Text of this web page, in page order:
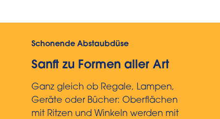
Schonende Abstaubdüse
Sanft zu Formen aller Art
Ganz gleich ob Regale, Lampen,
Geräte oder Bücher: Oberflächen
mit Ritzen und Winkeln werden mit